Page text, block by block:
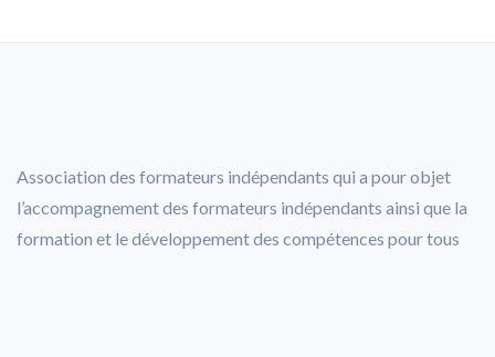
Association des formateurs indépendants qui a pour objet
l’accompagnement des formateurs indépendants ainsi que la
formation et le développement des compétences pour tous